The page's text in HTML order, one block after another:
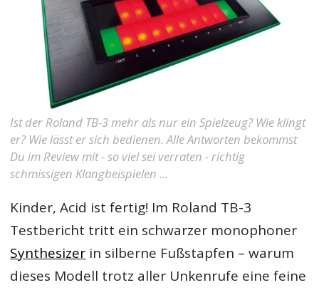
Ist der Roland TB-3 mehr als nur ein Spielzeug? Wie klingt
er? Wie lässt er sich bedienen. Alle Antworten bekommst
Du im Review mit - so viel sei verraten - richtig
schmissigen Klangbeispielen ...
Kinder, Acid ist fertig! Im Roland TB-3
Testbericht tritt ein schwarzer monophoner
Synthesizer in silberne Fußstapfen – warum
dieses Modell trotz aller Unkenrufe eine feine